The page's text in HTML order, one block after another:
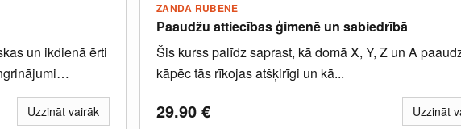
un ikdienā ērti
Uzzināt vairāk
ZANDA RUBENE
Paaudžu attiecības ģimenē un sabiedrībā
Šis kurss palīdz saprast, kā domā X, Y, Z un A
kāpēc tās rīkojas atšķirīgi un kā...
29.90 € Uzzināt